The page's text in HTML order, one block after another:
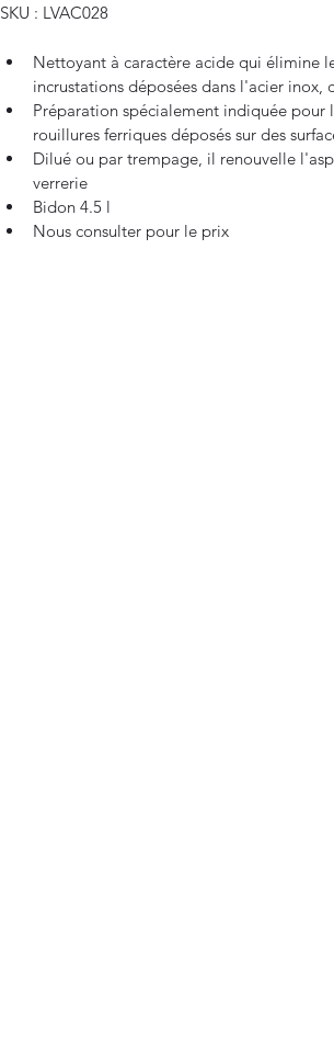
SKU : LVAC028
Nettoyant à caractère acide qui élimine
incrustations déposées dans l'acier inox,
Préparation spécialement indiquée pour
rouillures ferriques déposés sur des
Dilué ou par trempage, il renouvelle
verrerie
Bidon 4.5 l
Nous consulter pour le prix